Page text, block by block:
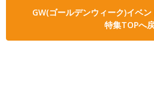
GW(ゴールデンウィーク)イベ
特集TOPへ